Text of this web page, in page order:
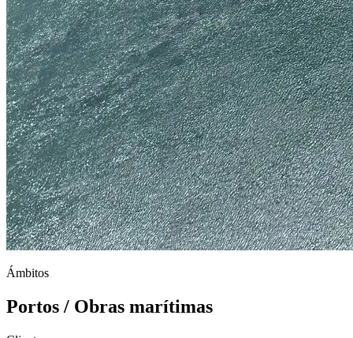
Ámbitos
Portos / Obras marítimas